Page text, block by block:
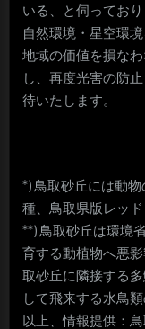
いる、と伺ってお
自然環境・星空環
地域の価値を損な
し、再度光害の防
待いたします。
*) 鳥取砂丘には動
種、鳥取県版レッド
**) 鳥取砂丘は環境
育する動植物へ悪
取砂丘に隣接する多
して飛来する水鳥
以上、情報提供：